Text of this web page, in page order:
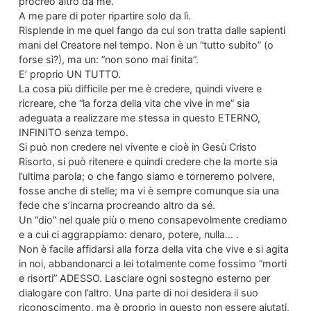
A me pare di poter ripartire solo da lì.
Risplende in me quel fango da cui son tratta dalle sapienti
mani del Creatore nel tempo. Non è un “tutto subito” (o
forse sì?), ma un: “non sono mai finita”.
E’ proprio UN TUTTO.
La cosa più difficile per me è credere, quindi vivere e
ricreare, che “la forza della vita che vive in me” sia
adeguata a realizzare me stessa in questo ETERNO,
INFINITO senza tempo.
Si può non credere nel vivente e cioè in Gesù Cristo
Risorto, si può ritenere e quindi credere che la morte sia
l’ultima parola; o che fango siamo e torneremo polvere,
fosse anche di stelle; ma vi è sempre comunque sia una
fede che s’incarna procreando altro da sé.
Un “dio” nel quale più o meno consapevolmente crediamo
e a cui ci aggrappiamo: denaro, potere, nulla… .
Non è facile affidarsi alla forza della vita che vive e si agita
in noi, abbandonarci a lei totalmente come fossimo “morti
e risorti” ADESSO. Lasciare ogni sostegno esterno per
dialogare con l’altro. Una parte di noi desidera il suo
riconoscimento, ma è proprio in questo non essere aiutati,